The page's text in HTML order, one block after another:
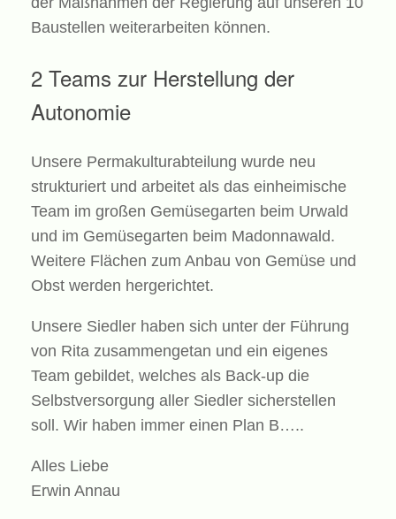
Baustellen weiterarbeiten können.
2 Teams zur Herstellung der
Autonomie
Unsere Permakulturabteilung wurde neu
strukturiert und arbeitet als das einheimische
Team im großen Gemüsegarten beim Urwald
und im Gemüsegarten beim Madonnawald.
Weitere Flächen zum Anbau von Gemüse und
Obst werden hergerichtet.
Unsere Siedler haben sich unter der Führung
von Rita zusammengetan und ein eigenes
Team gebildet, welches als Back-up die
Selbstversorgung aller Siedler sicherstellen
soll. Wir haben immer einen Plan B…..
Alles Liebe
Erwin Annau